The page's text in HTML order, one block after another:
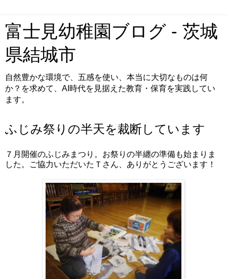
富士見幼稚園ブログ - 茨城
県結城市
自然豊かな環境で、五感を使い、本当に大切なものは何
か？を求めて、AI時代を見据えた教育・保育を実践してい
ます。
ふじみ祭りの半天を裁断しています
７月開催のふじみまつり。お祭りの半纏の準備も始まりま
した。ご協力いただいたＴさん、ありがとうございます！